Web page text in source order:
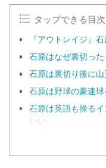
タップできる目次
『アウトレイジ』
石原はなぜ裏切っ
石原は裏切り後に
石原は野球の豪速
石原は英語も操る
いい